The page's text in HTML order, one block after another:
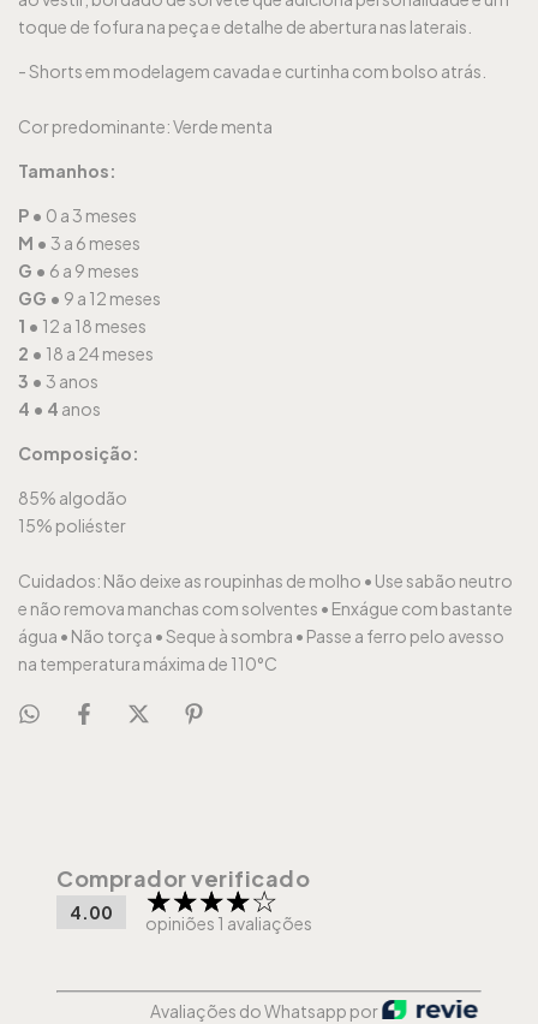
toque de fofura na peça e detalhe de abertura nas laterais.
- Shorts em modelagem cavada e curtinha com bolso atrás.
Cor predominante: Verde menta
Tamanhos:
P • 0 a 3 meses
M • 3 a 6 meses
G • 6 a 9 meses
GG • 9 a 12 meses
1 • 12 a 18 meses
2 • 18 a 24 meses
3 • 3 anos
4 • 4 anos
Composição:
85% algodão
15% poliéster
Cuidados: Não deixe as roupinhas de molho • Use sabão neutro
e não remova manchas com solventes • Enxágue com bastante
água • Não torça •Seque à sombra • Passe a ferro pelo avesso
na temperatura máxima de 110°C
Comprador verificado
4.00 opiniões 1 avaliações
Avaliações do Whatsapp por